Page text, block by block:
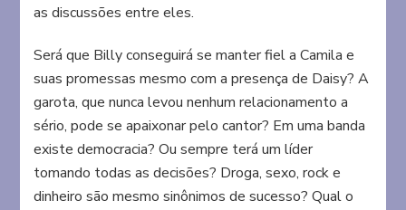
as discussões entre eles.
Será que Billy conseguirá se manter fiel a Camila e
suas promessas mesmo com a presença de Daisy? A
garota, que nunca levou nenhum relacionamento a
sério, pode se apaixonar pelo cantor? Em uma banda
existe democracia? Ou sempre terá um líder
tomando todas as decisões? Droga, sexo, rock e
dinheiro são mesmo sinônimos de sucesso? Qual o